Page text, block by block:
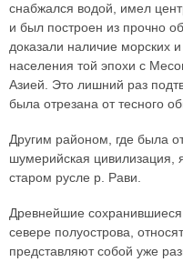
снабжался водой, имел
и был построен из прочно
доказали наличие морских
населения той эпохи с
Азией. Это лишний раз
была отрезана от тесного
Другим районом, где была
шумерийская цивилизация,
старом русле р. Рави.
Древнейшие
севере полуострова,
представляют собой уже